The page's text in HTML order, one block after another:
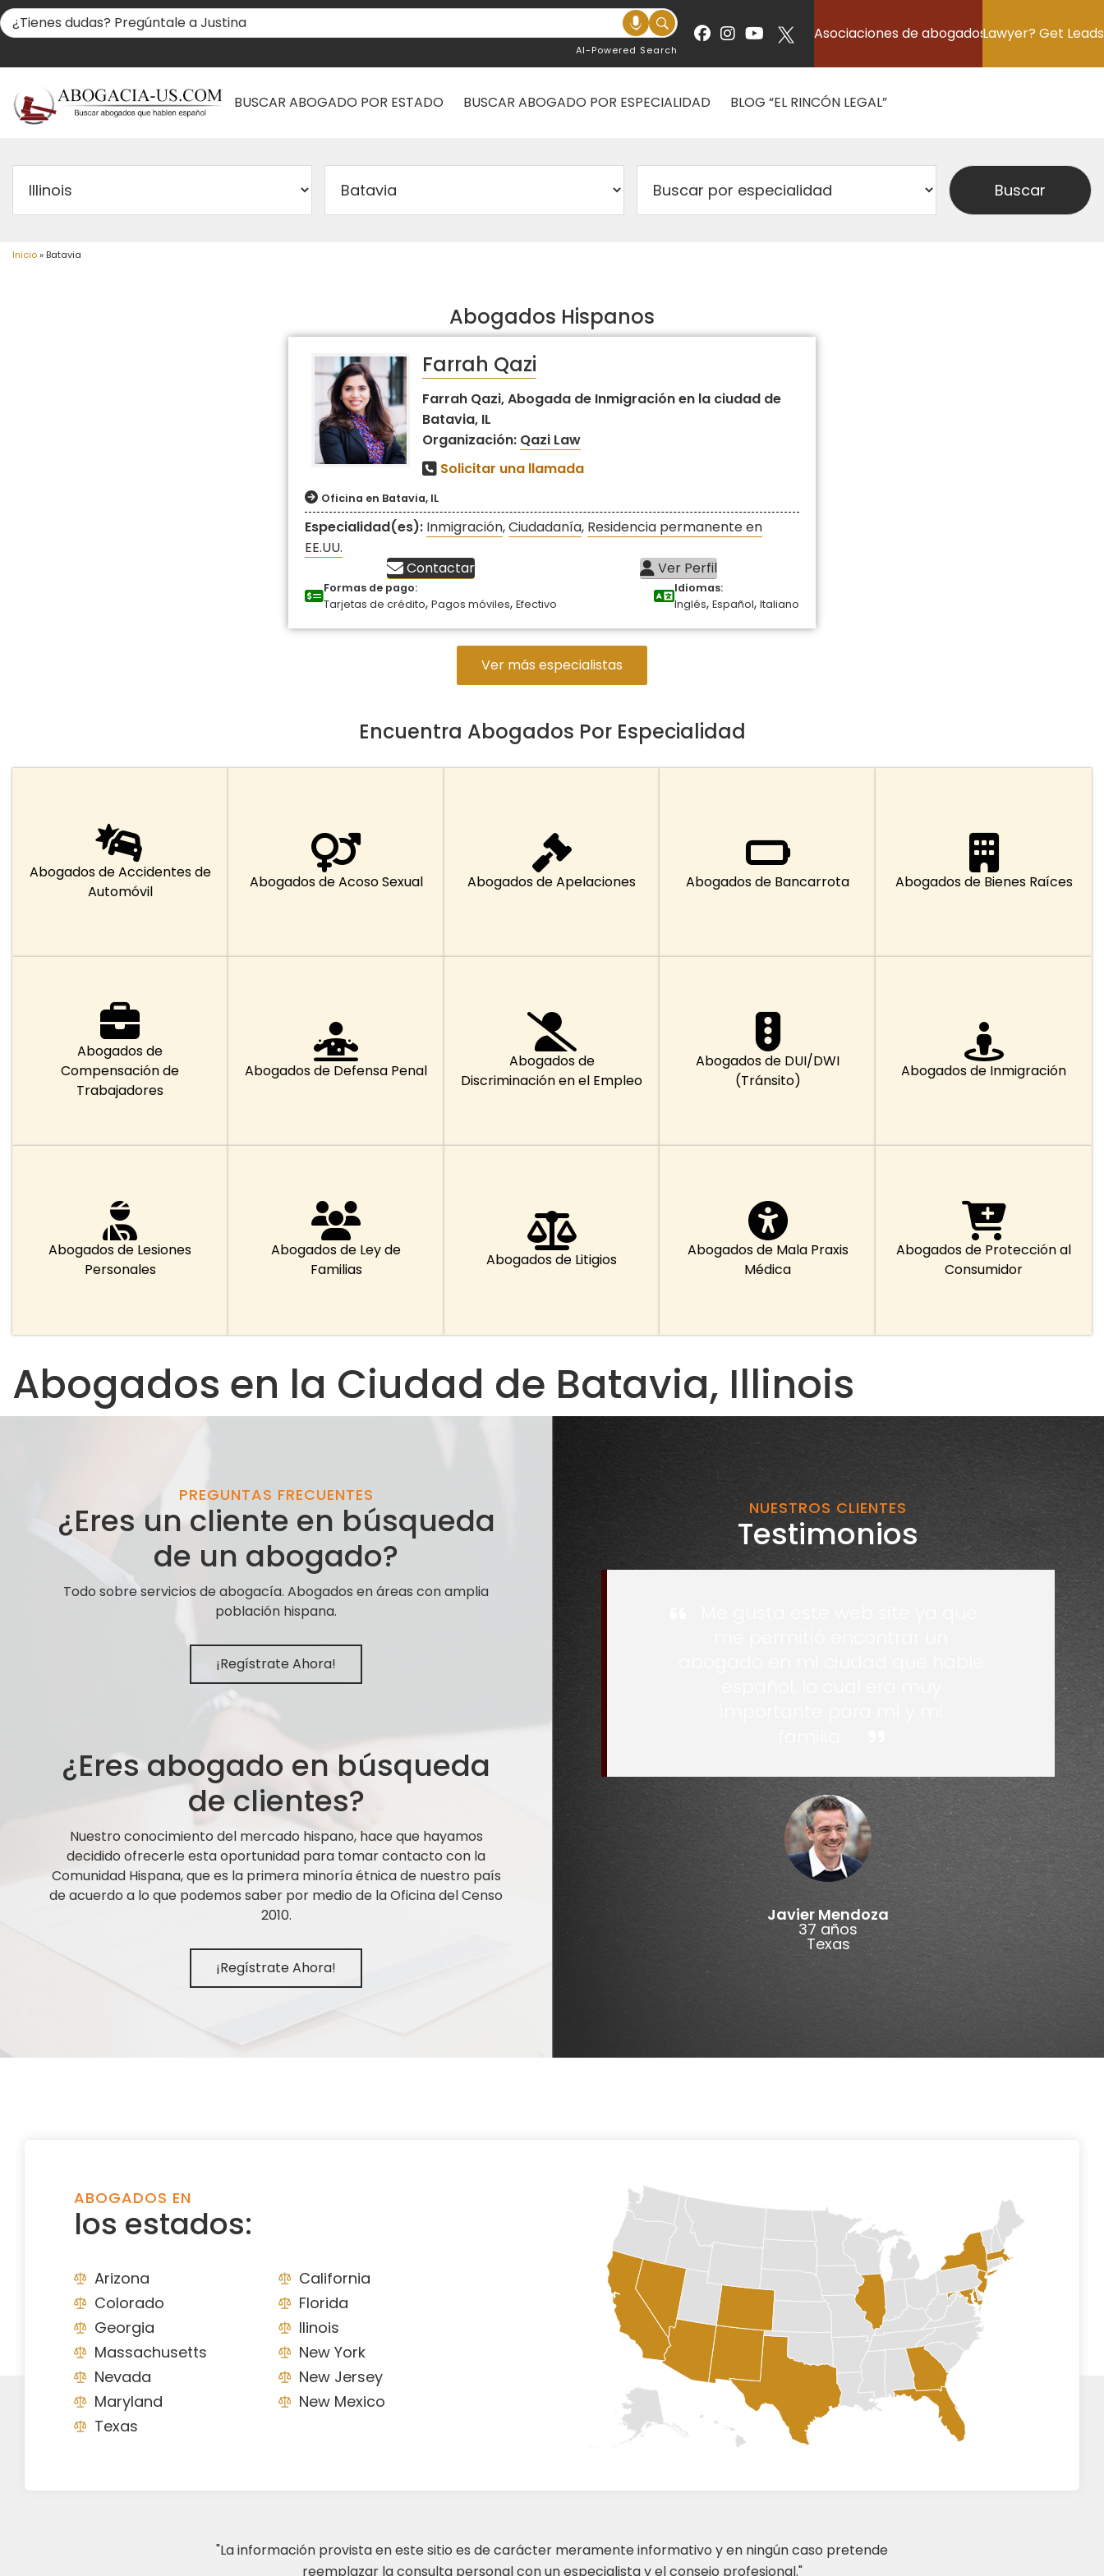
AI-Powered Search
Asociaciones de abogadosLawyer? Get Leads
BUSCAR ABOGADO POR ESTADO BUSCAR ABOGADO POR ESPECIALIDAD BLOG “EL RINCÓN LEGAL”
Inicio» Batavia
Abogados Hispanos
Farrah Qazi
Farrah Qazi, Abogada de Inmigración en la ciudad de
Batavia, IL
Organización: Qazi Law
Solicitar una llamada
Oficina en Batavia, IL
Especialidad(es): Inmigración,Ciudadanía, Residencia permanente en
EE.UU.
Contactar
Ver Perfil
Formas de pago:
Tarjetas de crédito, Pagos móviles, Efectivo
Idiomas:
Inglés, Español, Italiano
Ver más especialistas
Encuentra Abogados Por Especialidad
Abogados de Accidentes de
Automóvil
Abogados de Acoso Sexual Abogados de Apelaciones Abogados de Bancarrota Abogados de Bienes Raíces
Abogados de
Compensación de
Trabajadores
Abogados de Defensa Penal
Abogados de
Discriminación en el Empleo
Abogados de DUI/DWI
(Tránsito)
Abogados de Inmigración
Abogados de Lesiones
Personales
Abogados de Ley de
Familias
Abogados de Litigios
Abogados de Mala Praxis
Médica
Abogados de Protección al
Consumidor
Abogados en la Ciudad de Batavia, Illinois
PREGUNTAS FRECUENTES
¿Eres un cliente en búsqueda
de un abogado?
Todo sobre servicios de abogacía. Abogados en áreas con amplia
población hispana.
¡Regístrate Ahora!
¿Eres abogado en búsqueda
de clientes?
Nuestro conocimiento del mercado hispano, hace que hayamos
decidido ofrecerle esta oportunidad para tomar contacto con la
Comunidad Hispana, que es la primera minoría étnica de nuestro país
de acuerdo a lo que podemos saber por medio de la Oficina del Censo
2010.
¡Regístrate Ahora!
NUESTROS CLIENTES
Testimonios
Javier Mendoza
37 años
Texas
ABOGADOS EN
los estados:
Arizona
California
Colorado
Florida
Georgia
Ilinois
Massachusetts
New York
Nevada
New Jersey
Maryland
New Mexico
Texas
"La información provista en este sitio es de carácter meramente informativo y en ningún caso pretende
reemplazar la consulta personal con un especialista y el consejo profesional."